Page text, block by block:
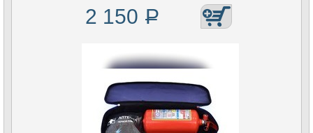
2 150 Р